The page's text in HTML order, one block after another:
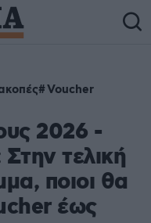
Voucher
2026 -
τελική
ποιοι θα
έως